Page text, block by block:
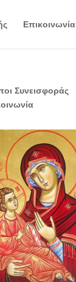
Επικοινωνία
Συνεισφοράς